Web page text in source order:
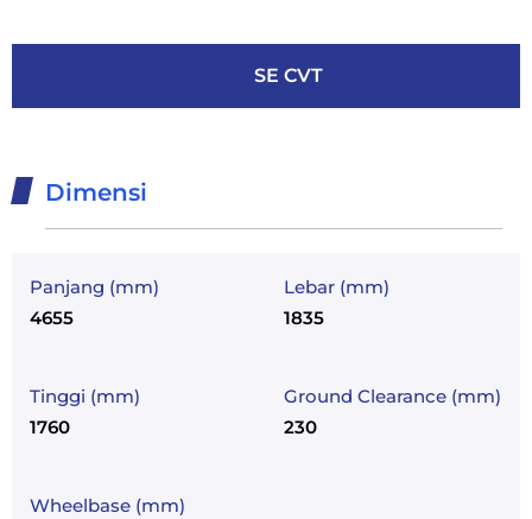
SE CVT
Dimensi
Panjang (mm)
4655
Lebar (mm)
1835
Tinggi (mm)
1760
Ground Clearance (mm)
230
Wheelbase (mm)